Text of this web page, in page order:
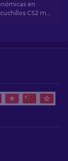
en
CS2 más